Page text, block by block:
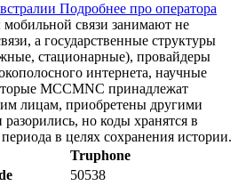
Подробнее про оператора
мобильной связи занимают не
а государственные структуры
стационарные), провайдеры
интернета, научные
MCCMNC принадлежат
лицам, приобретены другими
но коды хранятся в
в целях сохранения истории.
Truphone
50538